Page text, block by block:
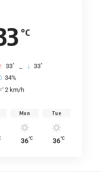
°C
33° 33°
34%
2 km/h
Mon
36°C
Tue
36°C